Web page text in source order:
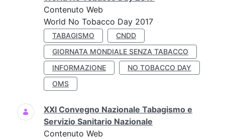
Contenuto Web
World No Tobacco Day 2017
TABAGISMO
CNDD
GIORNATA MONDIALE SENZA TABACCO
INFORMAZIONE
NO TOBACCO DAY
OMS
XXI Convegno Nazionale Tabagismo e
Servizio Sanitario Nazionale
Contenuto Web